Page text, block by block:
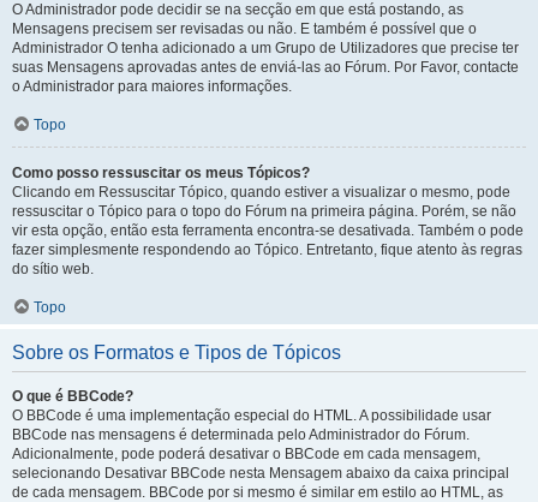
O Administrador pode decidir se na secção em que está postando, as
Mensagens precisem ser revisadas ou não. E também é possível que o
Administrador O tenha adicionado a um Grupo de Utilizadores que precise ter
suas Mensagens aprovadas antes de enviá-las ao Fórum. Por Favor, contacte
o Administrador para maiores informações.
Topo
Como posso ressuscitar os meus Tópicos?
Clicando em Ressuscitar Tópico, quando estiver a visualizar o mesmo, pode
ressuscitar o Tópico para o topo do Fórum na primeira página. Porém, se não
vir esta opção, então esta ferramenta encontra-se desativada. Também o pode
fazer simplesmente respondendo ao Tópico. Entretanto, fique atento às regras
do sítio web.
Topo
Sobre os Formatos e Tipos de Tópicos
O que é BBCode?
O BBCode é uma implementação especial do HTML. A possibilidade usar
BBCode nas mensagens é determinada pelo Administrador do Fórum.
Adicionalmente, pode poderá desativar o BBCode em cada mensagem,
selecionando Desativar BBCode nesta Mensagem abaixo da caixa principal
de cada mensagem. BBCode por si mesmo é similar em estilo ao HTML, as